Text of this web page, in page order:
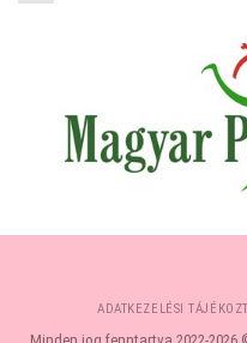
ADATKEZELÉSI